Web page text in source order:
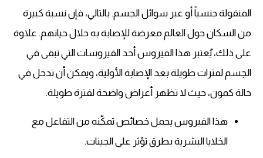
المنقولة جنسياً أو عبر سوائل الجسم. بالتالي، فإن نسبة كبيرة
من السكان حول العالم معرضة للإصابة به خلال حياتهم. علاوة
على ذلك، يُعتبر هذا الفيروس أحد الفيروسات التي تبقى في
الجسم لفترات طويلة بعد الإصابة الأولية، ويمكن أن تدخل في
حالة كمون، حيث لا تظهر أعراض واضحة لفترة طويلة.
هذا الفيروس يحمل خصائص تمكّنه من التفاعل مع
الخلايا البشرية بطرق تؤثر على الجينات.